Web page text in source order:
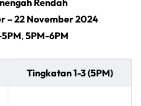
– 22 November 2024
,5PM-6PM
Tingkatan 1-3 (5PM)